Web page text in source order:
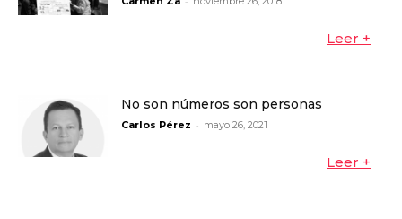
Leer +
No son números son personas
Carlos Pérez - mayo 26, 2021
Leer +